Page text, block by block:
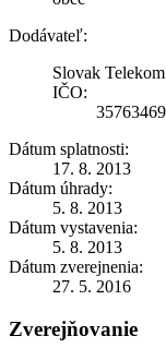
Dodávateľ:
Slovak
IČO:
35763469
Dátum splatnosti:
17. 8. 2013
Dátum úhrady:
5. 8. 2013
Dátum vystavenia:
5. 8. 2013
Dátum zverejnenia:
27. 5. 2016
Zverejňovanie